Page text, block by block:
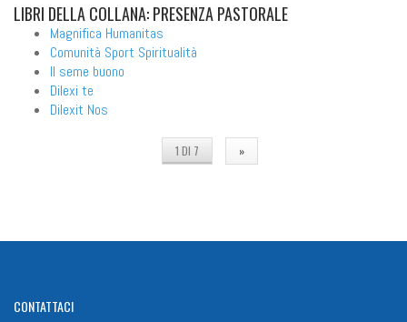
LIBRI DELLA COLLANA: PRESENZA PASTORALE
Magnifica Humanitas
Comunità Sport Spiritualità
Il seme buono
Dilexi te
Dilexit Nos
1 DI 7 »
CONTATTACI